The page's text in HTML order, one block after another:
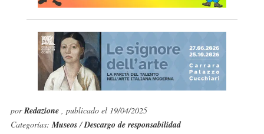
porRedazione , publicado el 19/04/2025
Categorías:Museos/Descargo de responsabilidad